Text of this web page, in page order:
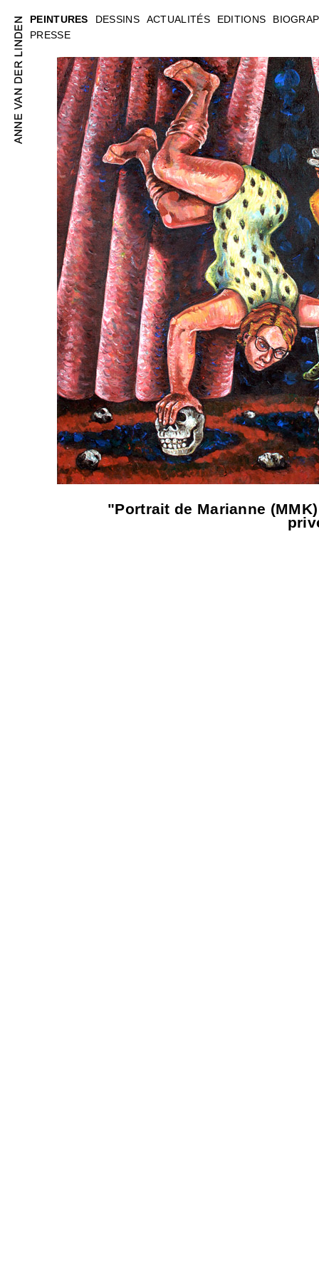
PEINTURES
PRESSE
DESSINS ACTUALITÉS EDITIONS
"Portrait de Marianne